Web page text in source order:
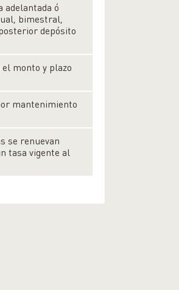
adelantada ó
bimestral,
depósito
monto y plazo
mantenimiento
se renuevan
tasa vigente al